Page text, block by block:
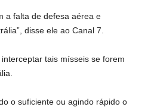
a falta de defesa aérea e
disse ele ao Canal 7.
tais mísseis se forem
o suficiente ou agindo rápido o